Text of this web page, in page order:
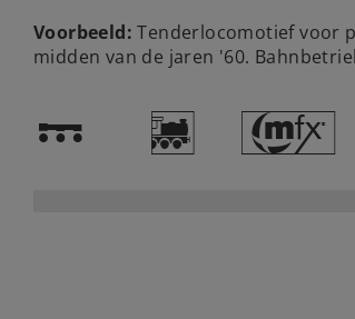
Voorbeeld: Tenderlocomotief voor
midden van de jaren '60.
! ( #